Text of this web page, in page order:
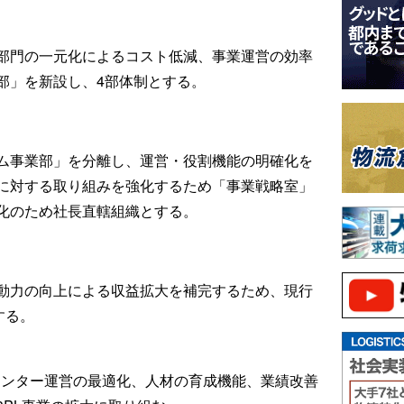
門の一元化によるコスト低減、事業運営の効率
を新設し、4部体制とする。
事業部」を分離し、運営・役割機能の明確化を
する取り組みを強化するため「事業戦略室」
ため社長直轄組織とする。
力の向上による収益拡大を補完するため、現行
。
ター運営の最適化、人材の育成機能、業績改善